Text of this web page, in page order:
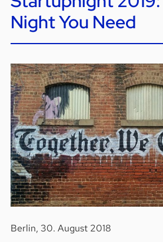
Night You Need
Berlin, 30. August 2018